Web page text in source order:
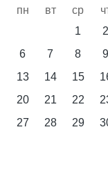
пн вт ср
1
2
6
7 8 9
13
14 15
20
21 22
27
28 29